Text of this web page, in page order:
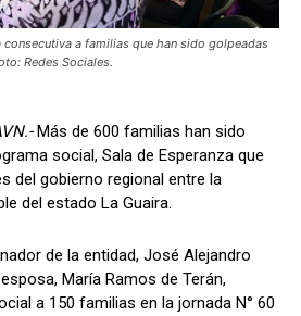
a familias que han sido golpeadas
Redes Sociales.
Más de 600 familias han sido
social, Sala de Esperanza que
del gobierno regional entre la
del estado La Guaira.
de la entidad, José Alejandro
María Ramos de Terán,
a 150 familias en la jornada N° 60